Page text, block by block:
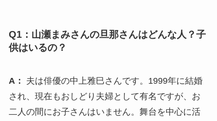
Q1：山瀬まみさんの旦那さんはどんな人？子
供はいるの？
A：
夫は俳優の中上雅巳さんです。1999年に結婚
され、現在もおしどり夫婦として有名ですが、お
二人の間にお子さんはいません。舞台を中心に活